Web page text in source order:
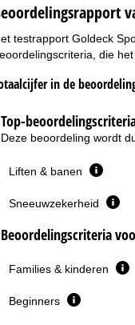
testrapport Goldeck
die
in de
Top-
Deze beoordeling wordt
Liften & banen
Sneeuwzekerheid
Beoordelingscriteria
Families & kinderen
Beginners